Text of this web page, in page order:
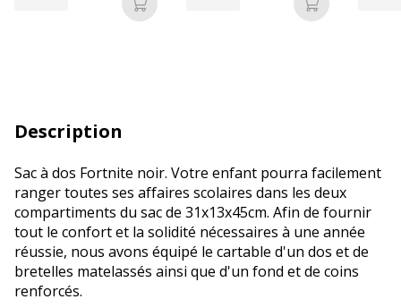
Ajouter au panier Ajouter au
Description
Sac à dos Fortnite noir. Votre enfant pourra facilement
ranger toutes ses affaires scolaires dans les deux
compartiments du sac de 31x13x45cm. Afin de fournir
tout le confort et la solidité nécessaires à une année
réussie, nous avons équipé le cartable d'un dos et de
bretelles matelassés ainsi que d'un fond et de coins
renforcés.